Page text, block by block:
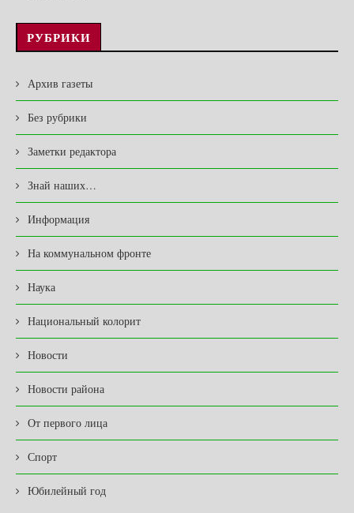
РУБРИКИ
Архив газеты
Без рубрики
Заметки редактора
Знай наших…
Информация
На коммунальном фронте
Наука
Национальный колорит
Новости
Новости района
От первого лица
Спорт
Юбилейный год